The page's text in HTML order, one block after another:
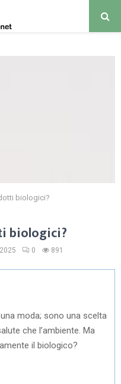
biologici?
biologici?
0 891
moda; sono una scelta
che l’ambiente. Ma
il biologico?